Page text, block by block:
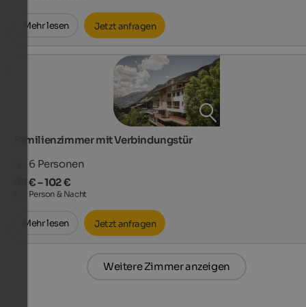
Mehr lesen Jetzt anfragen
Familienzimmer mit Verbindungstür
4 - 6 Personen
89 € – 102 €
pro Person & Nacht
Mehr lesen Jetzt anfragen
Weitere Zimmer anzeigen